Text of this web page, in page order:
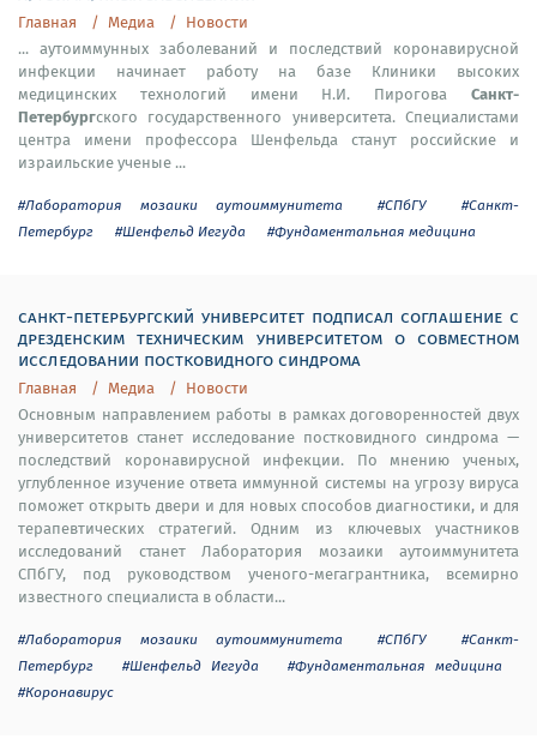
Главная Медиа
Новости
... аутоиммунных заболеваний и последствий коронавирусной
инфекции начинает работу на базе Клиники высоких
медицинских технологий имени Н.И. Пирогова Санкт-
Петербургского государственного университета. Специалистами
центра имени профессора Шенфельда станут российские и
израильские ученые ...
#Лаборатория мозаики аутоиммунитета #СПбГУ
#Санкт-
Петербург
#Шенфельд Иегуда #Фундаментальная медицина
санкт-петербургский университет подписал соглашение с
дрезденским техническим университетом о совместном
исследовании постковидного синдрома
Главная Медиа
Новости
Основным направлением работы в рамках договоренностей двух
университетов станет исследование постковидного синдрома —
последствий коронавирусной инфекции. По мнению ученых,
углубленное изучение ответа иммунной системы на угрозу вируса
поможет открыть двери и для новых способов диагностики, и для
терапевтических стратегий. Одним из ключевых участников
исследований станет Лаборатория мозаики аутоиммунитета
СПбГУ, под руководством ученого-мегагрантника, всемирно
известного специалиста в области...
#Лаборатория мозаики аутоиммунитета #СПбГУ
#Санкт-
Петербург
#Шенфельд Иегуда
#Фундаментальная медицина
#Коронавирус